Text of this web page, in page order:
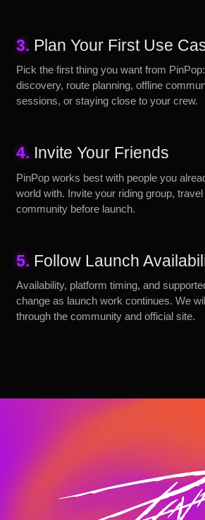
3. Plan Your First Use
Pick the first thing you want from
discovery, route planning, offline
sessions, or staying close to your crew.
4. Invite Your Friends
PinPop works best with people you
world with. Invite your riding group,
community before launch.
5. Follow Launch
Availability, platform timing, and
change as launch work continues. We
through the community and official site.